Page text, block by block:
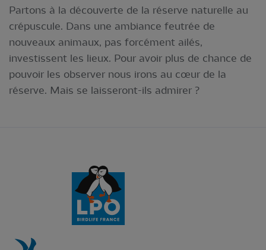
Partons à la découverte de la réserve naturelle au
crépuscule. Dans une ambiance feutrée de
nouveaux animaux, pas forcément ailés,
investissent les lieux. Pour avoir plus de chance de
pouvoir les observer nous irons au cœur de la
réserve. Mais se laisseront-ils admirer ?